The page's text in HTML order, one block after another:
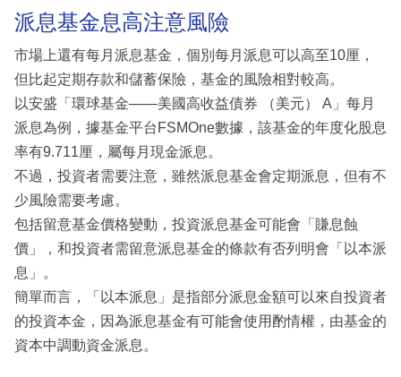
派息基金息高注意風險
市場上還有每月派息基金，個別每月派息可以高至10厘，
但比起定期存款和儲蓄保險，基金的風險相對較高。
以安盛「環球基金——美國高收益債券 （美元） A」每月
派息為例，據基金平台FSMOne數據，該基金的年度化股息
率有9.711厘，屬每月現金派息。
不過，投資者需要注意，雖然派息基金會定期派息，但有不
少風險需要考慮。
包括留意基金價格變動，投資派息基金可能會「賺息蝕
價」，和投資者需留意派息基金的條款有否列明會「以本派
息」。
簡單而言，「以本派息」是指部分派息金額可以來自投資者
的投資本金，因為派息基金有可能會使用酌情權，由基金的
資本中調動資金派息。